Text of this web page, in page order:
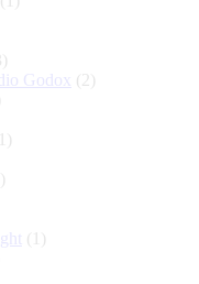
Godox (2)
(1)